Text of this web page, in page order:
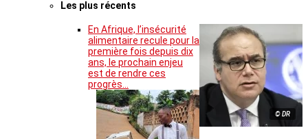
Les plus récents
© DR
En Afrique, l’insécurité
alimentaire recule pour la
première fois depuis dix
ans, le prochain enjeu
est de rendre ces
progrès…